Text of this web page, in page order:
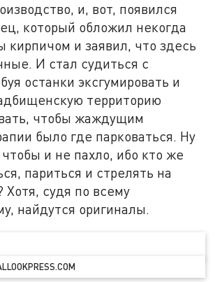
и, вот, появился
который обложил некогда
кирпичом и заявил, что здесь
И стал судиться с
останки эксгумировать и
территорию
чтобы жаждущим
было где парковаться. Ну
и не пахло, ибо кто же
париться и стрелять на
Хотя, судя по всему
найдутся оригиналы.